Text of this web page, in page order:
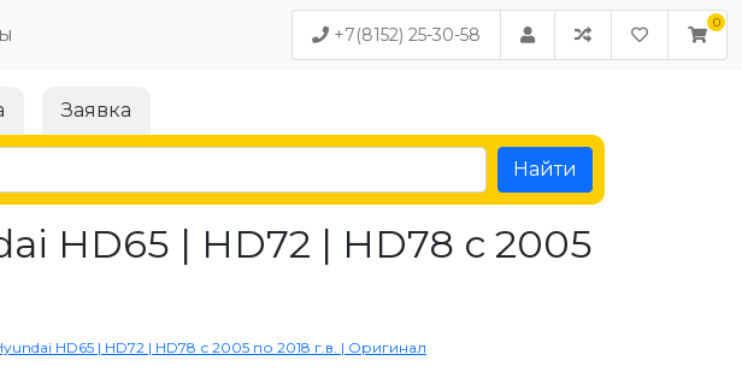
+7(8152) 25-30-58
Заявка
Найти
HD65 | HD72 | HD78 с 2005
HD65 | HD72 | HD78 с 2005 по 2018 г.в. | Оригинал